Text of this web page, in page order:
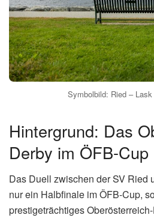
Symbolbild: Ried –
Hintergrund: Das
Derby im ÖFB-Cup
Das Duell zwischen der SV Ried
nur ein Halbfinale im ÖFB-Cup,
prestigeträchtiges